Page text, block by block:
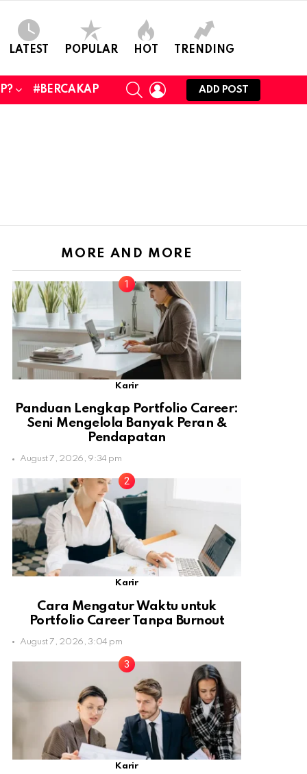
LATEST POPULAR HOT TRENDING
#BERCAKAP
SEARCHLOGIN
ADD POST
MORE AND MORE
Karir
Panduan Lengkap Portfolio Career:
Seni Mengelola Banyak Peran &
Pendapatan
August 7, 2026, 9:34 pm
Karir
Cara Mengatur Waktu untuk
Portfolio Career Tanpa Burnout
August 7, 2026, 3:04 pm
Karir